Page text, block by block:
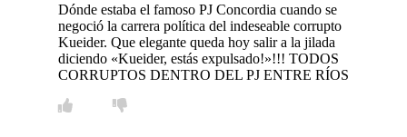
Dónde estaba el famoso PJ Concordia cuando se
negoció la carrera política del indeseable corrupto
Kueider. Que elegante queda hoy salir a la jilada
diciendo «Kueider, estás expulsado!»!!! TODOS
CORRUPTOS DENTRO DEL PJ ENTRE RÍOS